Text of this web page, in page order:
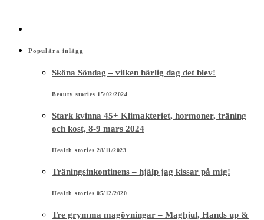
Populära inlägg
Sköna Söndag – vilken härlig dag det blev!
Beauty stories 15/02/2024
Stark kvinna 45+ Klimakteriet, hormoner, träning
och kost, 8-9 mars 2024
Health stories 28/11/2023
Träningsinkontinens – hjälp jag kissar på mig!
Health stories 05/12/2020
Tre grymma magövningar – Maghjul, Hands up &